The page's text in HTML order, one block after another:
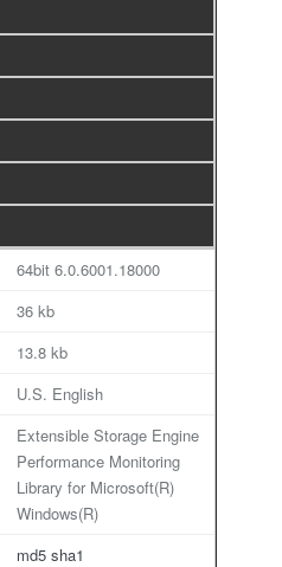
64bit 6.0.6001.18000
36 kb
13.8 kb
U.S. English
Extensible Storage Engine
Performance Monitoring
Library for Microsoft(R)
Windows(R)
md5 sha1